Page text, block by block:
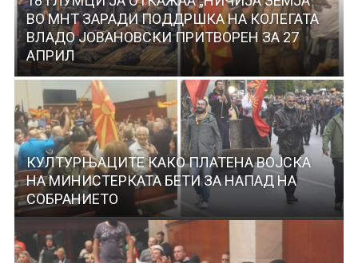
ВО МНТ ЗАРАДИ ПОДДРШКА НА КОЛЕГАТА
ВЛАДО ЈОВАНОВСКИ ПРИТВОРЕН ЗА 27
АПРИЛ
КУЛТУРЊАЦИТЕ КАКО ПЛАТЕНА ВОЈСКА
НА МИНИСТЕРКАТА БЕТИ ЗА НАПАД НА
СОБРАНИЕТО